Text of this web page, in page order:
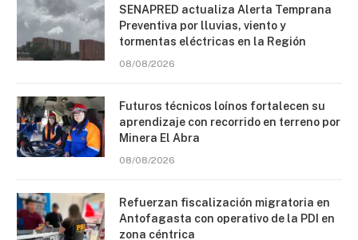
SENAPRED actualiza Alerta Temprana
Preventiva por lluvias, viento y
tormentas eléctricas en la Región
08/08/2026
Futuros técnicos loínos fortalecen su
aprendizaje con recorrido en terreno por
Minera El Abra
08/08/2026
Refuerzan fiscalización migratoria en
Antofagasta con operativo de la PDI en
zona céntrica